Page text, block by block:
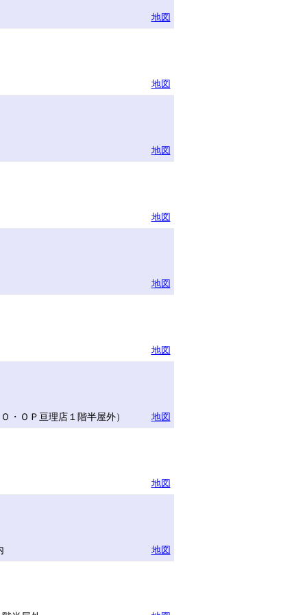
地図
地図
地図
地図
地図
地図
ＯＰ亘理店１階半屋外）
地図
地図
地図